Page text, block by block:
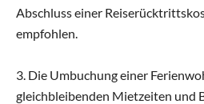
Abschluss einer
empfohlen.
3. Die Umbuchung einer
gleichbleibenden Mietzeiten und